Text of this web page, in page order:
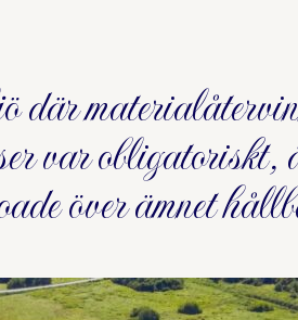
där
var obligatoriskt,
över ämnet